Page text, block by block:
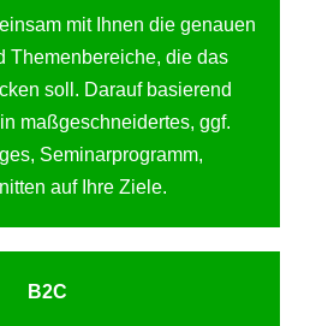
mit Ihnen die genauen
Themenbereiche, die das
soll. Darauf basierend
maßgeschneidertes, ggf.
Seminarprogramm,
auf Ihre Ziele.
B2C